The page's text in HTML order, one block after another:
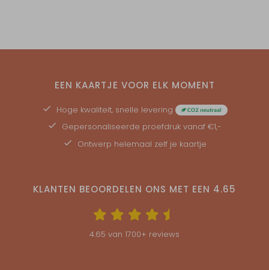
EEN KAARTJE VOOR ELK MOMENT
Hoge kwaliteit, snelle levering
Gepersonaliseerde proefdruk vanaf €1,-
Ontwerp helemaal zelf je kaartje
KLANTEN BEOORDELEN ONS MET EEN 4.65
4.65 van 1700+ reviews